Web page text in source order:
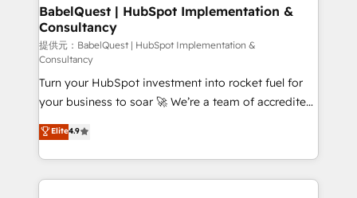
operations A little about us: • Boutique 'Elite' team of
12 • 150+ clients across Sales Hub, Marketing Hub,
Service Hub, Data Hub and CMS • ISO/IEC
27001:2022, ISO 9001:2015, and ISO 42001:2023
certified - the AI management standard • GuardHub:
our AI governance framework, built on ISO 42001
Ready for the next step? Click the 👈 '𝗖𝗼𝗻𝘁𝗮𝗰𝘁
𝗯𝘂𝘀𝗶𝗻𝗲𝘀𝘀' button to get in touch (𝘸𝘦'𝘳𝘦 𝘴𝘶𝘱𝘦𝘳
𝘳𝘦𝘴𝘱𝘰𝘯𝘴𝘪𝘷𝘦)
BabelQuest | HubSpot Implementation &
Consultancy
提供元：BabelQuest | HubSpot Implementation &
Consultancy
Turn your HubSpot investment into rocket fuel for
your business to soar 🚀 We’re a team of accredited
HubSpot experts ready to help you. We can
implement the platform into complex business
environments, optimise what you've got and make
sure you can actually use it, build your website in
Elite4.9